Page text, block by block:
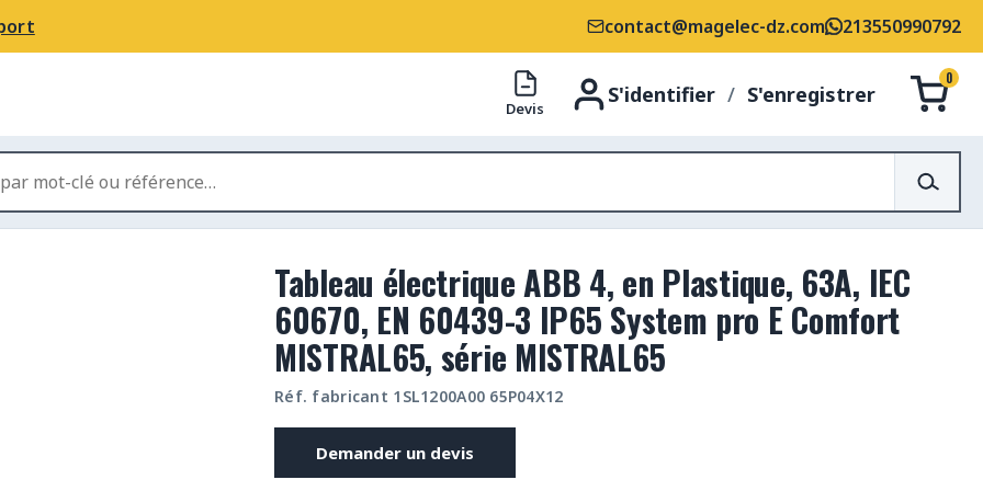
contact@magelec-dz.com 213550990792
S'identifier / S'enregistrer
Devis
0
Tableau électrique ABB 4, en Plastique, 63A, IEC
60670, EN 60439-3 IP65 System pro E Comfort
MISTRAL65, série MISTRAL65
Réf. fabricant 1SL1200A00 65P04X12
Demander un devis